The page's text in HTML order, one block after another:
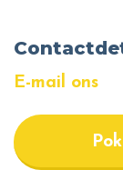
E-mail ons